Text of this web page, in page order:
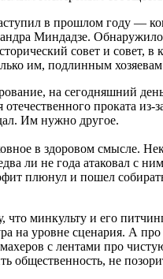
в прошлом году —
Миндадзе.
совет и совет,
им, подлинным хозяевам
на сегодняшний
отечественного проката
Им нужно другое.
в здоровом смысле.
ли не года атаковал
плюнул и пошел
что минкульту и его
на уровне сценария. А
с лентами про
общественность, не